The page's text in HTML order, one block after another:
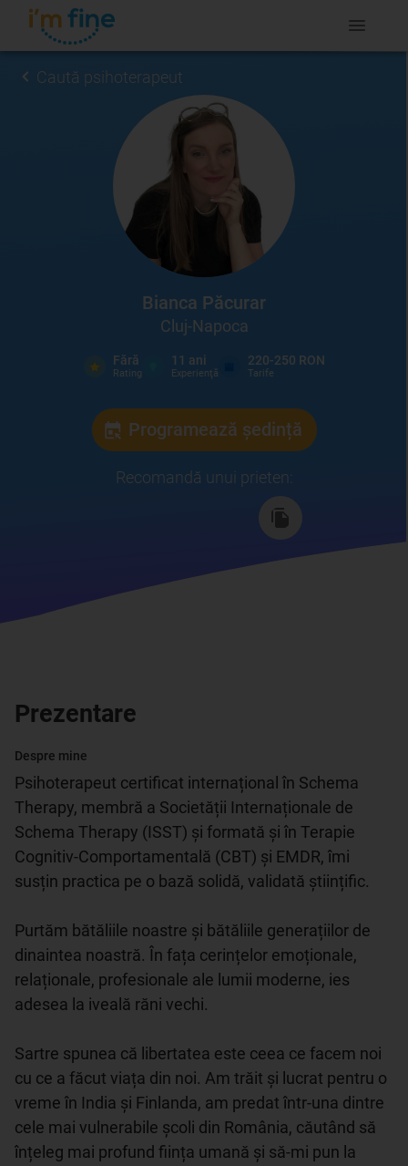
Caută psihoterapeut
Bianca Păcurar
Cluj-Napoca
Fără
Rating
11 ani
Experienţă
220-250 RON
Tarife
Programează ședință
Recomandă unui prieten:
Prezentare
Despre mine
Psihoterapeut certificat internațional în Schema
Therapy, membră a Societății Internaționale de
Schema Therapy (ISST) și formată și în Terapie
Cognitiv-Comportamentală (CBT) și EMDR, îmi
susțin practica pe o bază solidă, validată științific.
Purtăm bătăliile noastre și bătăliile generațiilor de
dinaintea noastră. În fața cerințelor emoționale,
relaționale, profesionale ale lumii moderne, ies
adesea la iveală răni vechi.
Sartre spunea că libertatea este ceea ce facem noi
cu ce a făcut viața din noi. Am trăit și lucrat pentru o
vreme în India și Finlanda, am predat într-una dintre
cele mai vulnerabile școli din România, căutând să
înțeleg mai profund ființa umană și să-mi pun la